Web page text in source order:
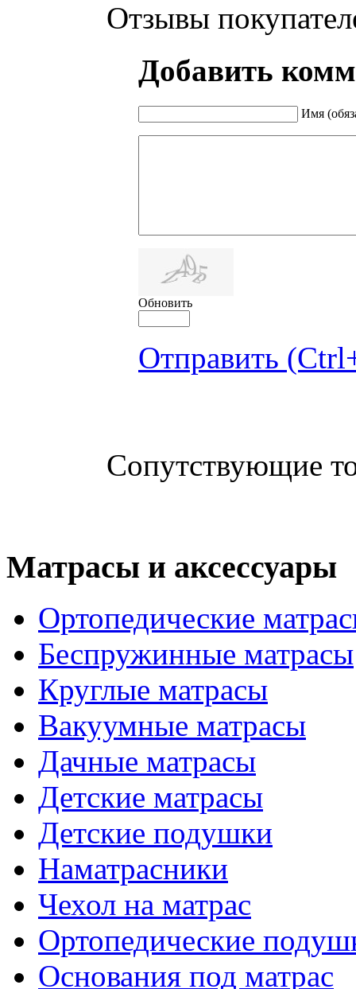
Отзывы
Добавить
Имя
Обновить
Отправить
Сопутствующие
Матрасы и аксессуары
Ортопедические
Беспружинные матрасы
Круглые матрасы
Вакуумные матрасы
Дачные матрасы
Детские матрасы
Детские подушки
Наматрасники
Чехол на матрас
Ортопедические
Основания под матрас